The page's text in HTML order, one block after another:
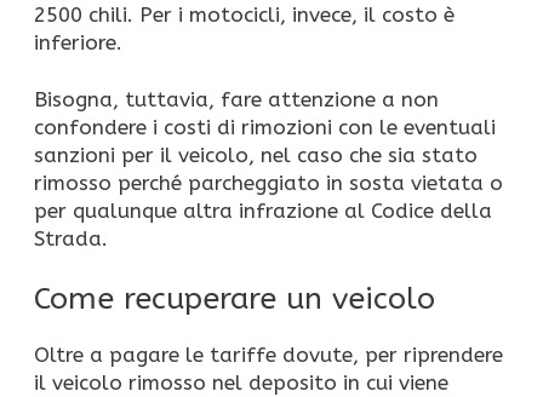
2500 chili. Per i motocicli, invece, il costo è
inferiore.
Bisogna, tuttavia, fare attenzione a non
confondere i costi di rimozioni con le eventuali
sanzioni per il veicolo, nel caso che sia stato
rimosso perché parcheggiato in sosta vietata o
per qualunque altra infrazione al Codice della
Strada.
Come recuperare un veicolo
Oltre a pagare le tariffe dovute, per riprendere
il veicolo rimosso nel deposito in cui viene